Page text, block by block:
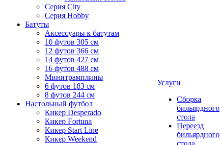
Серия City
Серия Hobby
Батуты
Аксессуары к батутам
10 футов 305 см
12 футов 366 см
14 футов 427 см
16 футов 488 см
Минитрамплины
6 футов 183 см
8 футов 244 см
Настольный футбол
Кикер Desperado
Кикер Fortuna
Кикер Start Line
Кикер Weekend
Услуги
Сборка
бильярдного
стола
Переезд
бильярдного
стола